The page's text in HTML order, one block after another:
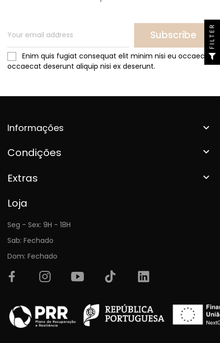
Subscribe
Enim quis fugiat consequat elit minim nisi eu occaecat
occaecat deserunt aliquip nisi ex deserunt.
Informações 
Condições 
Extras 
Loja
Seg - Sex: 9H - 18H
Sab: Fechado
Dom: Fechado
FILTER